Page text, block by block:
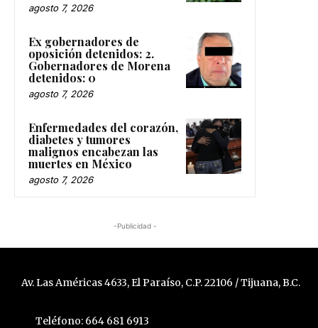
agosto 7, 2026
Ex gobernadores de
oposición detenidos: 2.
Gobernadores de Morena
detenidos: 0
agosto 7, 2026
Enfermedades del corazón,
diabetes y tumores
malignos encabezan las
muertes en México
agosto 7, 2026
-Publicidad -
Av. Las Américas 4633, El Paraíso, C.P. 22106 / Tijuana, B.C.
Teléfono: 664 681 6913